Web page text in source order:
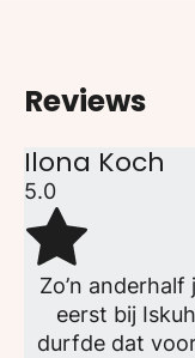
Reviews
Ilona Koch
5.0
Zo’n
eerst bij
durfde dat